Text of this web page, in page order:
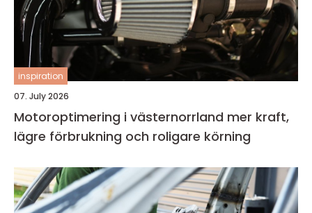
inspiration
07. July 2026
Motoroptimering i västernorrland mer kraft,
lägre förbrukning och roligare körning